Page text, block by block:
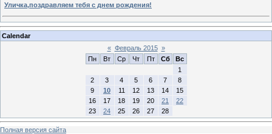
Уличка,поздравляем тебя с днем рождения!
Calendar
« Февраль 2015 »
Пн
Вт Ср Чт Пт Сб
Вс
1
2
3 4 5 6 7
8
9
10 11 12 13 14
15
16
17 18 19 20 21
22
23
24 25 26 27 28
Полная версия сайта